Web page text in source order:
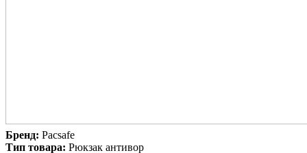
Бренд: Pacsafe
Тип товара: Рюкзак антивор